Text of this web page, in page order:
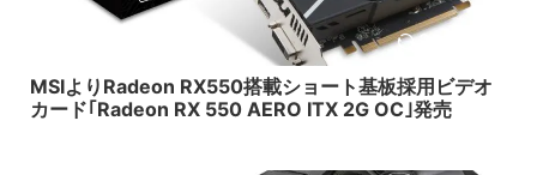
2017/7/13
MSIよりRadeon RX550搭載ショート基板採用ビデオ
カード｢Radeon RX 550 AERO ITX 2G OC｣発売